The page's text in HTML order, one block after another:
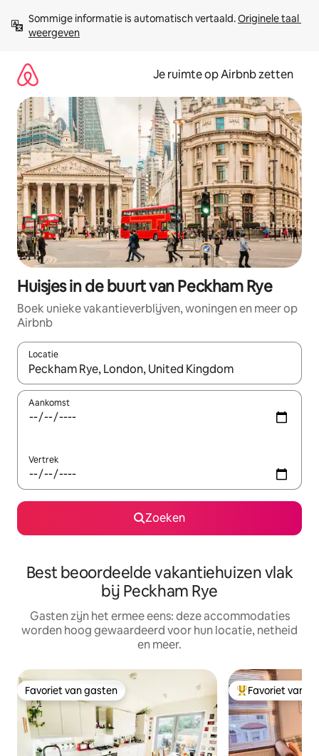
direct
naar
Sommige informatie is automatisch vertaald. Originele taal
weergeven
Je ruimte op Airbnb zetten
Huisjes in de buurt van Peckham Rye
Boek unieke vakantieverblijven, woningen en meer op
Airbnb
Locatie
Wanneer er suggesties beschikbaar zijn, maak je een keuze
Aankomst
Vertrek
Zoeken
Best beoordeelde vakantiehuizen vlak
bij Peckham Rye
Gasten zijn het ermee eens: deze accommodaties
worden hoog gewaardeerd voor hun locatie, netheid
en meer.
Favoriet van gasten
Favoriet van gasten Topfavoriet van
Favoriet van